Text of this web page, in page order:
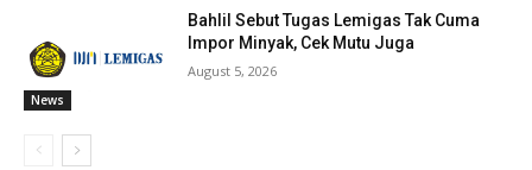
News
Bahlil Sebut Tugas Lemigas Tak Cuma
Impor Minyak, Cek Mutu Juga
August 5, 2026